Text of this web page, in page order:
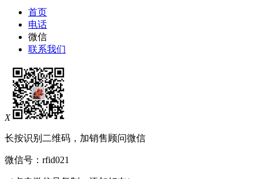
首页
电话
微信
联系我们
X
长按识别二维码，加销售顾问微信
微信号： rfid021